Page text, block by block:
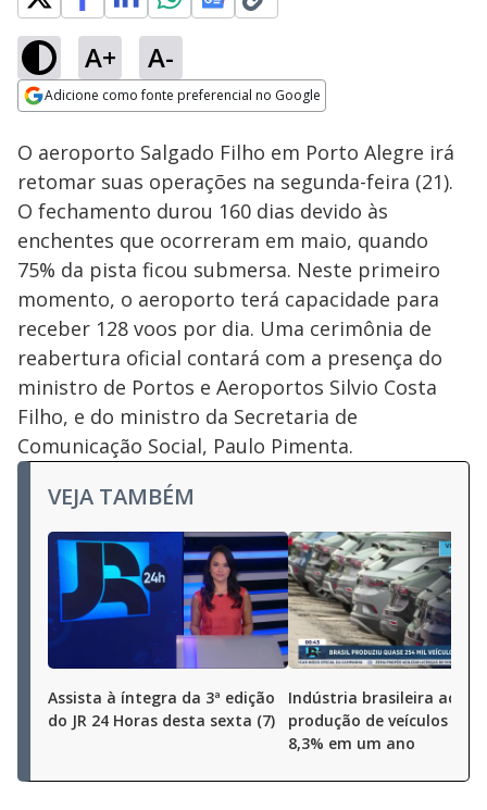
A+ A-
Adicione como fonte preferencial no Google
Ativar
100.00%
O aeroporto Salgado Filho em Porto Alegre irá
retomar suas operações na segunda-feira (21).
O fechamento durou 160 dias devido às
enchentes que ocorreram em maio, quando
75% da pista ficou submersa. Neste primeiro
momento, o aeroporto terá capacidade para
receber 128 voos por dia. Uma cerimônia de
reabertura oficial contará com a presença do
ministro de Portos e Aeroportos Silvio Costa
Filho, e do ministro da Secretaria de
Comunicação Social, Paulo Pimenta.
VEJA TAMBÉM
Assista à íntegra da 3ª edição
do JR 24 Horas desta sexta (7)
Indústria brasileira
produção de veículos
8,3% em um ano